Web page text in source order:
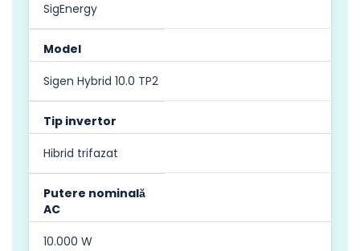
SigEnergy
Model
Sigen Hybrid 10.0 TP2
Tip invertor
Hibrid trifazat
Putere nominală
AC
10.000 W